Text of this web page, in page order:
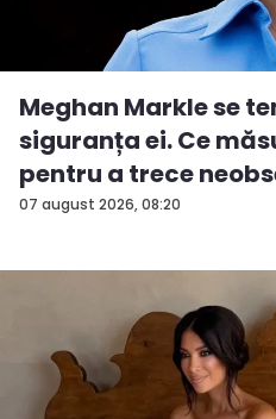
07 august 2026, 08:20
Meghan Markle se
siguranța ei. Ce
pentru a trece